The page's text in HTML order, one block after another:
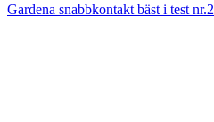
Gardena snabbkontakt bäst i test nr.2